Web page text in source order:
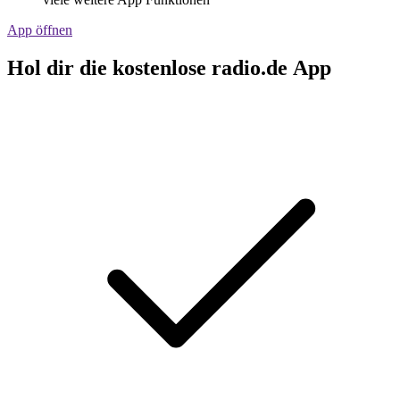
App öffnen
Hol dir die kostenlose radio.de App